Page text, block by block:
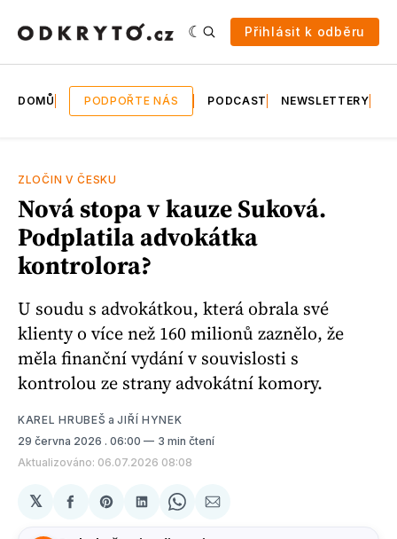
Přihlásit k odběru
DOMŮ PODPOŘTE NÁS PODCAST NEWSLETTERY
ZLOČIN V ČESKU
Nová stopa v kauze Suková.
Podplatila advokátka
kontrolora?
U soudu s advokátkou, která obrala své
klienty o více než 160 milionů zaznělo, že
měla finanční vydání v souvislosti s
kontrolou ze strany advokátní komory.
KAREL HRUBEŠ aJIŘÍ HYNEK
29 června 2026 . 06:00
3 min čtení
Aktualizováno: 06.07.2026 08:08
𝕏
Sdílet
na
Share
on
Sdílet
na
Share
on
Sdílet
e-